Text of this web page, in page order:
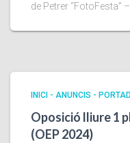
de Petrer “FotoFesta”
INICI - ANUNCIS -
Oposició lliure 1
(OEP 2024)